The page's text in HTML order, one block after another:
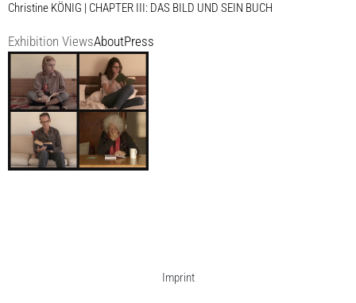
Christine KÖNIG | CHAPTER III: DAS BILD UND SEIN BUCH
Exhibition ViewsAboutPress
Imprint